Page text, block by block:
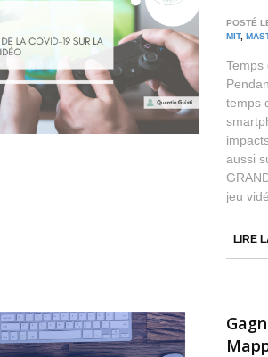
POSTÉ
MIT,
Temps
temps
aussi
jeu
LIRE